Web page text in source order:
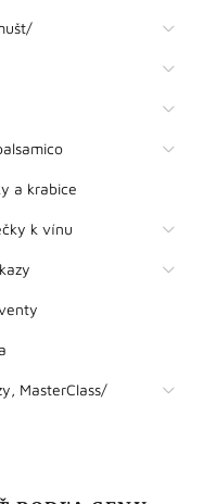
a krabice
k vínu
MasterClass/